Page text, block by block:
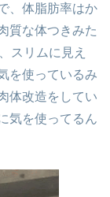
、体脂肪率はか
質な体つきみた
スリムに見え
を使っているみ
体改造をしてい
気を使ってるん